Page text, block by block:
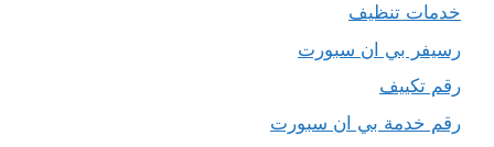
خدمات تنظيف
رسيفر بي ان سبورت
رقم تكييف
رقم خدمة بي ان سبورت